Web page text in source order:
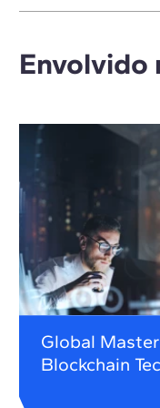
Envolvido
Global
Blockchain